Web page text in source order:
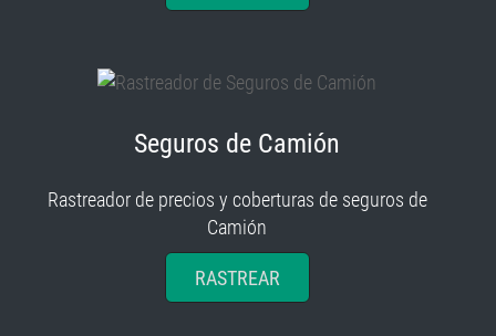
Seguros de Camión
Rastreador de precios y coberturas de seguros de
Camión
RASTREAR